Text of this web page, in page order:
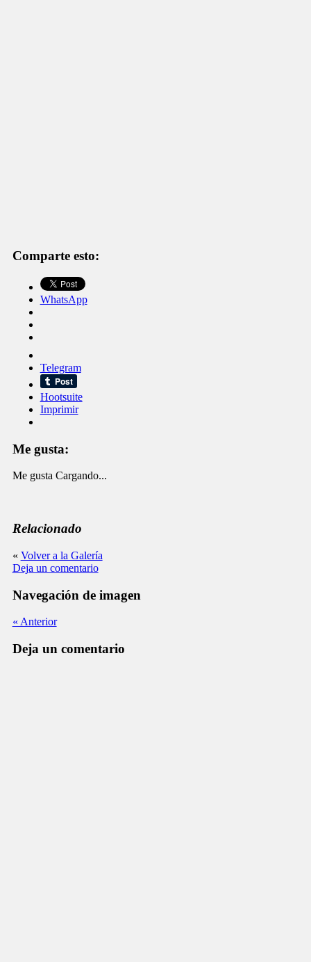
Comparte esto:
WhatsApp
Telegram
Hootsuite
Imprimir
Me gusta:
Me gusta Cargando...
Relacionado
« Volver a la Galería
Deja un comentario
Navegación de imagen
« Anterior
Deja un comentario